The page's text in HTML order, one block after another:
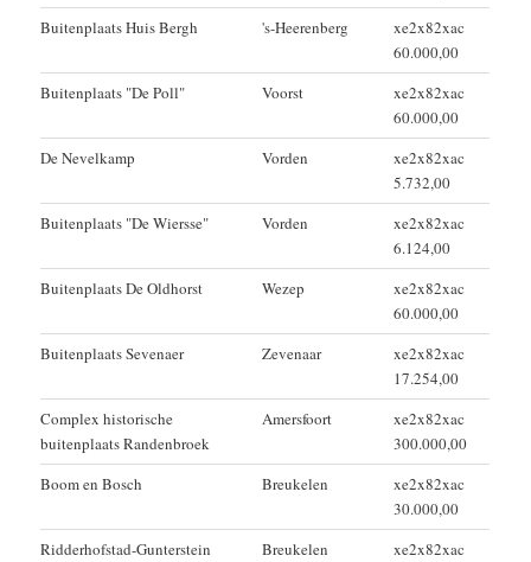
Buitenplaats Huis Bergh
's-Heerenberg
xe2x82xac
60.000,00
Buitenplaats "De Poll"
Voorst
xe2x82xac
60.000,00
De Nevelkamp
Vorden
xe2x82xac
5.732,00
Buitenplaats "De Wiersse"
Vorden
xe2x82xac
6.124,00
Buitenplaats De Oldhorst
Wezep
xe2x82xac
60.000,00
Buitenplaats Sevenaer
Zevenaar
xe2x82xac
17.254,00
Complex historische
buitenplaats Randenbroek
Amersfoort
xe2x82xac
300.000,00
Boom en Bosch
Breukelen
xe2x82xac
30.000,00
Ridderhofstad-Gunterstein
Breukelen
xe2x82xac